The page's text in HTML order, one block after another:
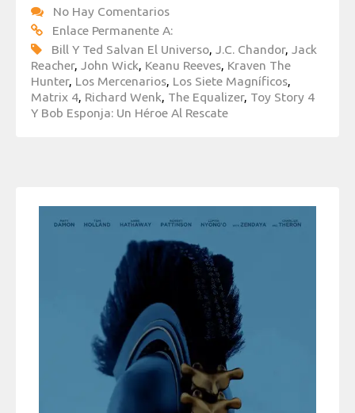
No Hay Comentarios
Enlace Permanente A:
Bill Y Ted Salvan El Universo, J.C. Chandor, Jack
Reacher, John Wick, Keanu Reeves, Kraven The
Hunter, Los Mercenarios, Los Siete Magníficos,
Matrix 4, Richard Wenk, The Equalizer, Toy Story 4
Y Bob Esponja: Un Héroe Al Rescate